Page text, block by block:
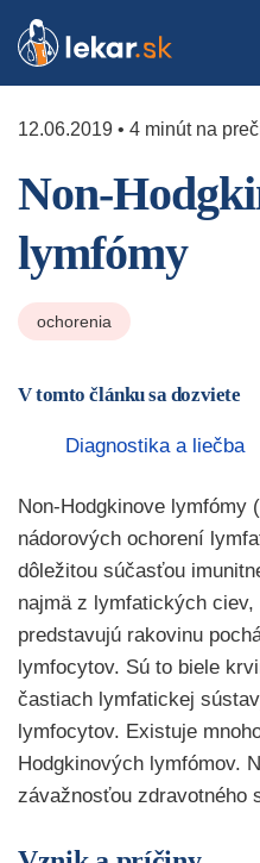
12.06.2019 • 4 minút na
Non-
lymfómy
ochorenia
V tomto článku sa dozviete
Diagnostika a liečba
Non-Hodgkinove lymfómy
nádorových ochorení
dôležitou súčasťou
najmä z lymfatických
predstavujú rakovinu
lymfocytov. Sú to biele
častiach lymfatickej
lymfocytov. Existuje
Hodgkinových lymfómov.
závažnosťou zdravotného